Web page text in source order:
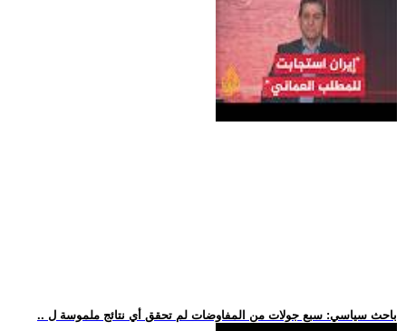
.. باحث سياسي: سبع جولات من المفاوضات لم تحقق أي نتائج ملموسة ل